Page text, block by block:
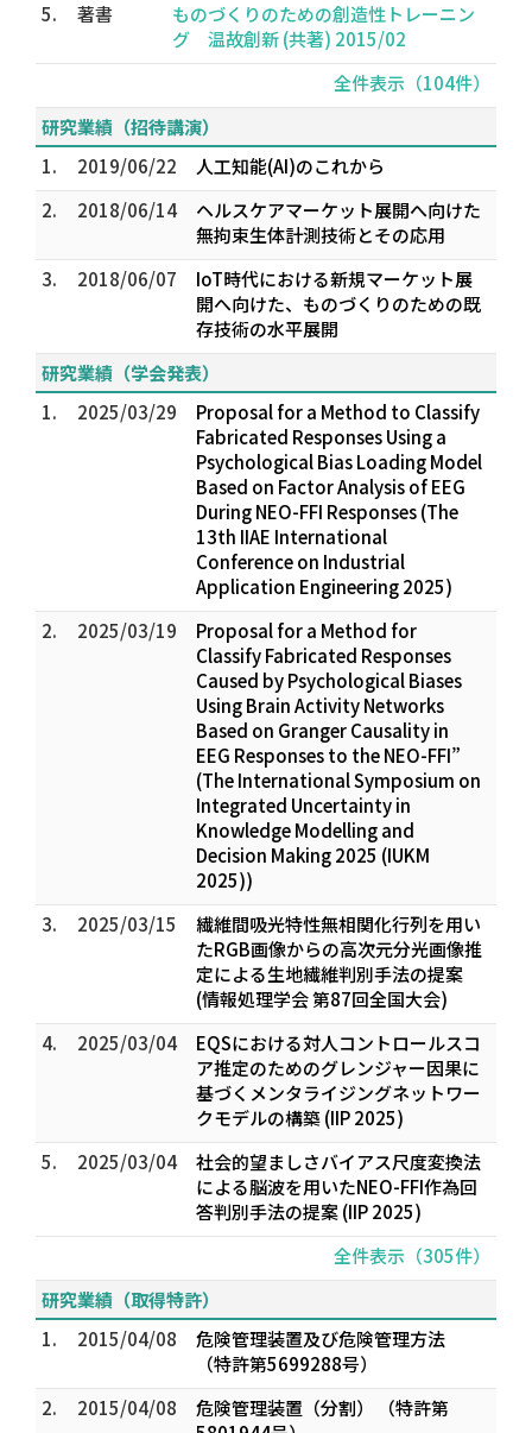
5.
著書
ものづくりのための創造性トレーニン
グ 温故創新 (共著) 2015/02
全件表示（104件）
研究業績（招待講演）
1.
2019/06/22
人工知能(AI)のこれから
2.
2018/06/14
ヘルスケアマーケット展開へ向けた
無拘束生体計測技術とその応用
3.
2018/06/07
IoT時代における新規マーケット展
開へ向けた、ものづくりのための既
存技術の水平展開
研究業績（学会発表）
1.
2025/03/29
Proposal for a Method to Classify
Fabricated Responses Using a
Psychological Bias Loading Model
Based on Factor Analysis of EEG
During NEO-FFI Responses (The
13th IIAE International
Conference on Industrial
Application Engineering 2025)
2.
2025/03/19
Proposal for a Method for
Classify Fabricated Responses
Caused by Psychological Biases
Using Brain Activity Networks
Based on Granger Causality in
EEG Responses to the NEO-FFI”
(The International Symposium on
Integrated Uncertainty in
Knowledge Modelling and
Decision Making 2025 (IUKM
2025))
3.
2025/03/15
繊維間吸光特性無相関化行列を用い
たRGB画像からの高次元分光画像推
定による生地繊維判別手法の提案
(情報処理学会 第87回全国大会)
4.
2025/03/04
EQSにおける対人コントロールスコ
ア推定のためのグレンジャー因果に
基づくメンタライジングネットワー
クモデルの構築 (IIP 2025)
5.
2025/03/04
社会的望ましさバイアス尺度変換法
による脳波を用いたNEO-FFI作為回
答判別手法の提案 (IIP 2025)
全件表示（305件）
研究業績（取得特許）
1.
2015/04/08
危険管理装置及び危険管理方法
（特許第5699288号）
2.
2015/04/08
危険管理装置（分割） （特許第